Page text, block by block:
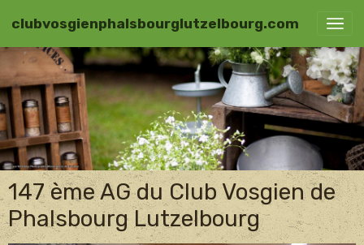
clubvosgienphalsbourglutzelbourg.com
147 ème AG du Club Vosgien de
Phalsbourg Lutzelbourg